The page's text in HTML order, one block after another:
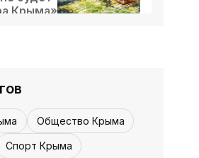
врага! Вперёд, за
Крыма»
Общество Крыма
Спорт Крыма